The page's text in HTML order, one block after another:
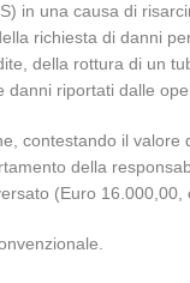
in una causa di
richiesta di danni
della rottura di
riportati dalle
contestando il
della
(Euro